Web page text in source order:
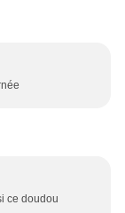
ce doudou